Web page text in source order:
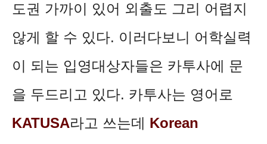
도권 가까이 있어 외출도 그리 어렵지
않게 할 수 있다. 이러다보니 어학실력
이 되는 입영대상자들은 카투사에 문
을 두드리고 있다. 카투사는 영어로
KATUSA라고 쓰는데 Korean